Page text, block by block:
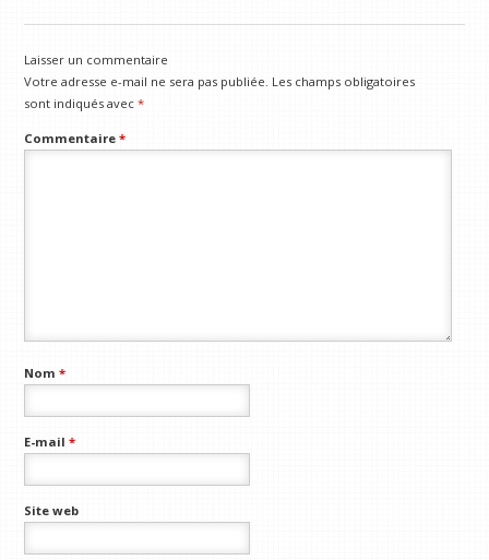
Laisser un commentaire
Votre adresse e-mail ne sera pas publiée. Les champs obligatoires
sont indiqués avec*
Commentaire*
Nom*
E-mail*
Site web